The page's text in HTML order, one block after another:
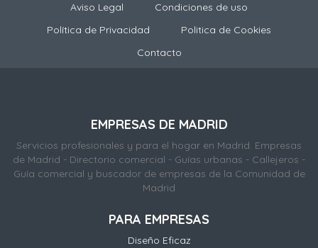
Aviso Legal
Condiciones de uso
Política de Privacidad
Politica de Cookies
Contacto
EMPRESAS DE MADRID
Servicios profesionales y para el hogar en Madrid. Empresas
de Madrid - Directorio comercial - Guías urbanas - Callejeros -
Guía comercial y buscador de empresas de la Comunidad de
Madrid
PARA EMPRESAS
Diseño Eficaz